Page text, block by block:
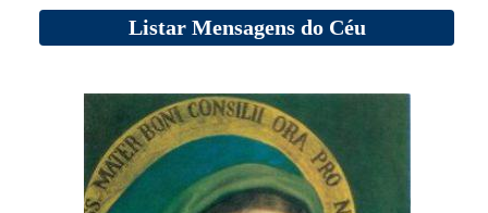
Listar Mensagens do Céu